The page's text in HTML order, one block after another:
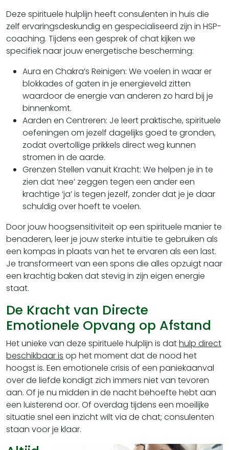
Deze spirituele hulplijn heeft consulenten in huis die
zelf ervaringsdeskundig en gespecialiseerd zijn in HSP-
coaching. Tijdens een gesprek of chat kijken we
specifiek naar jouw energetische bescherming:
Aura en Chakra’s Reinigen: We voelen in waar er
blokkades of gaten in je energieveld zitten
waardoor de energie van anderen zo hard bij je
binnenkomt.
Aarden en Centreren: Je leert praktische, spirituele
oefeningen om jezelf dagelijks goed te gronden,
zodat overtollige prikkels direct weg kunnen
stromen in de aarde.
Grenzen Stellen vanuit Kracht: We helpen je in te
zien dat ‘nee’ zeggen tegen een ander een
krachtige ‘ja’ is tegen jezelf, zonder dat je je daar
schuldig over hoeft te voelen.
Door jouw hoogsensitiviteit op een spirituele manier te
benaderen, leer je jouw sterke intuïtie te gebruiken als
een kompas in plaats van het te ervaren als een last.
Je transformeert van een spons die alles opzuigt naar
een krachtig baken dat stevig in zijn eigen energie
staat.
De Kracht van Directe
Emotionele Opvang op Afstand
Het unieke van deze spirituele hulplijn is dathulp direct
beschikbaar is op het moment dat de nood het
hoogst is. Een emotionele crisis of een paniekaanval
over de liefde kondigt zich immers niet van tevoren
aan. Of je nu midden in de nacht behoefte hebt aan
een luisterend oor. Of overdag tijdens een moeilijke
situatie snel een inzicht wilt via de chat; consulenten
staan voor je klaar.